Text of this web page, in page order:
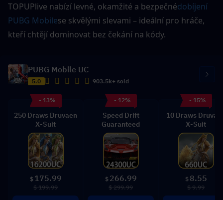
TOPUPlive nabízí levné, okamžité a bezpečnédobíjení
PUBG Mobilese skvělými slevami – ideální pro hráče,
kteří chtějí dominovat bez čekání na kódy.
PUBG Mobile UC
5.0 903.5k+ sold
- 13%
250 Draws Druvaen
X-Suit
$ 175.99
$ 199.99
- 12%
Speed Drift
Guaranteed
$ 266.99
$ 299.99
- 15%
10 Draws
X-Suit
$ 8.55
$ 9.99